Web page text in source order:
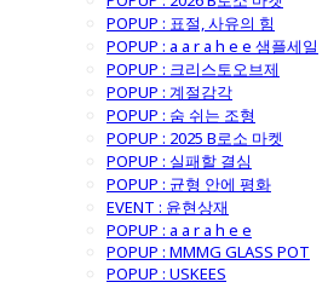
POPUP : 표절, 사유의 힘
POPUP : a a r a h e e 샘플세일
POPUP : 크리스토오브제
POPUP : 계절감각
POPUP : 숨 쉬는 조형
POPUP : 2025 B로소 마켓
POPUP : 실패할 결심
POPUP : 균형 안에 평화
EVENT : 윤현상재
POPUP : a a r a h e e
POPUP : MMMG GLASS POT
POPUP : USKEES